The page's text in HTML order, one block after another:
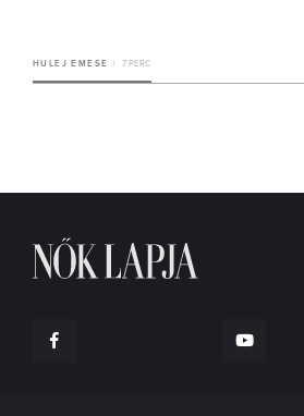
HULEJ EMESE 7 PERC